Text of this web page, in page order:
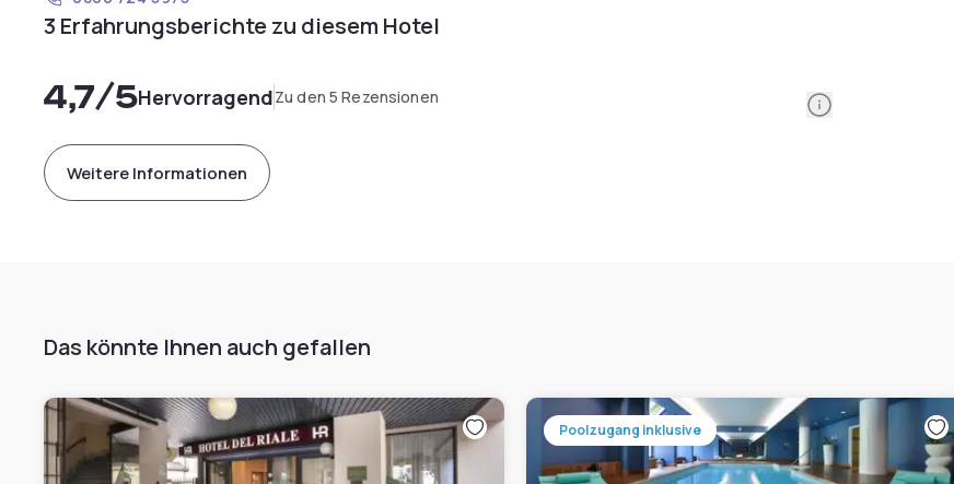
3 Erfahrungsberichte zu diesem Hotel
4,7/5HervorragendZu den 5 Rezensionen Information
Weitere Informationen
Das könnte Ihnen auch gefallen
Poolzugang inklusive